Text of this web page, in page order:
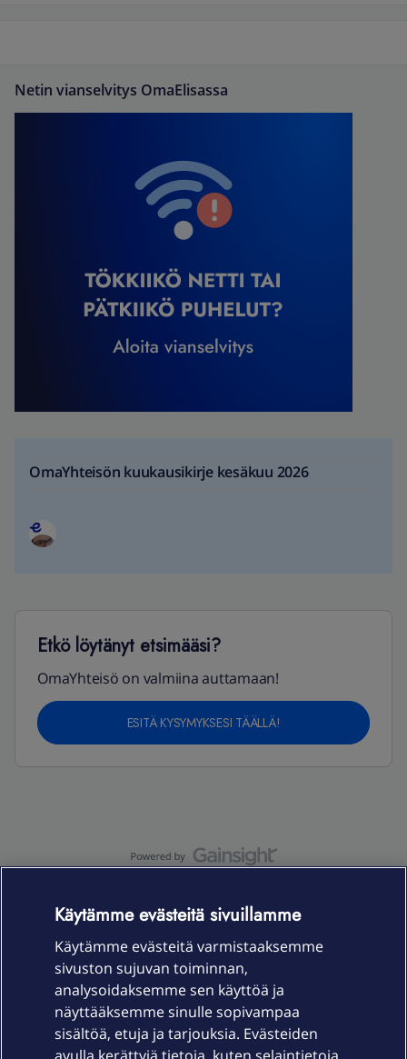
Netin vianselvitys OmaElisassa
OmaYhteisön kuukausikirje kesäkuu 2026
Etkö löytänyt etsimääsi?
OmaYhteisö on valmiina auttamaan!
ESITÄ KYSYMYKSESI TÄÄLLÄ!
Laitteet & liittymät
Palvelut
Käytämme evästeitä sivuillamme
Käytämme evästeitä varmistaaksemme
sivuston sujuvan toiminnan,
analysoidaksemme sen käyttöä ja
näyttääksemme sinulle sopivampaa
sisältöä, etuja ja tarjouksia. Evästeiden